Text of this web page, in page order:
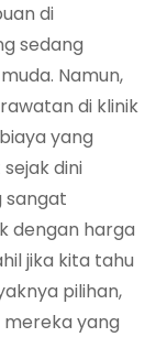
di
sedang
Namun,
di klinik
yang
dini
sangat
dengan harga
jika kita tahu
pilihan,
mereka yang